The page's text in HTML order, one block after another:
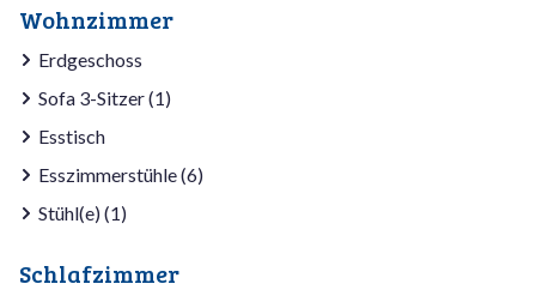
Wohnzimmer
Erdgeschoss
Sofa 3-Sitzer (1)
Esstisch
Esszimmerstühle (6)
Stühl(e) (1)
Schlafzimmer